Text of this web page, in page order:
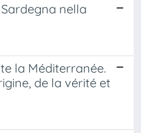
nella
la Méditerranée.
de la vérité et